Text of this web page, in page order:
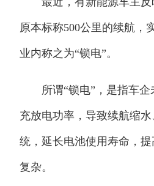
原本标称500公里的续航，
业内称之为“锁电”。
所谓“锁电”，是指车企
充放电功率，导致续航缩
统，延长电池使用寿命，
复杂。